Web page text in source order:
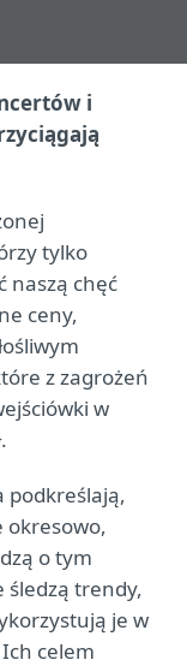
i
tylko
naszą chęć
ceny,
z zagrożeń
w
podkreślają,
okresowo,
o tym
śledzą trendy,
je w
celem